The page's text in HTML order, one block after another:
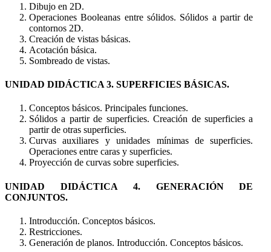
Dibujo en 2D.
Operaciones Booleanas entre sólidos. Sólidos a partir de
contornos 2D.
Creación de vistas básicas.
Acotación básica.
Sombreado de vistas.
UNIDAD DIDÁCTICA 3. SUPERFICIES BÁSICAS.
Conceptos básicos. Principales funciones.
Sólidos a partir de superficies. Creación de superficies a
partir de otras superficies.
Curvas auxiliares y unidades mínimas de superficies.
Operaciones entre caras y superficies.
Proyección de curvas sobre superficies.
UNIDAD DIDÁCTICA 4. GENERACIÓN DE
CONJUNTOS.
Introducción. Conceptos básicos.
Restricciones.
Generación de planos. Introducción. Conceptos básicos.